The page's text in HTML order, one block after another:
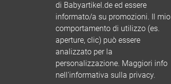
di Babyartikel.de ed essere
informato/a su promozioni. Il mio
comportamento di utilizzo (es.
aperture, clic) può essere
analizzato per la
personalizzazione. Maggiori info
nell'informativa sulla privacy.